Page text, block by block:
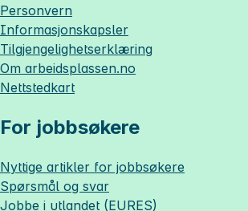
Personvern
Informasjonskapsler
Tilgjengelighetserklæring
Om arbeidsplassen.no
Nettstedkart
For jobbsøkere
Nyttige artikler for jobbsøkere
Spørsmål og svar
Jobbe i utlandet (EURES)